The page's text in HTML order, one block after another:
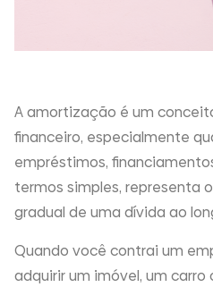
A amortização é um
financeiro, especialmente
empréstimos,
termos simples, representa
gradual de uma dívida ao
Quando você contrai um
adquirir um imóvel, um